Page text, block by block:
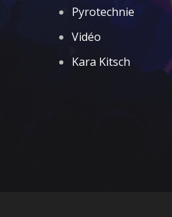
Pyrotechnie
Vidéo
Kara Kitsch